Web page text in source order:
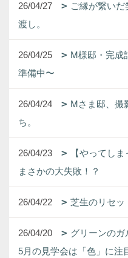
26/04/27
ご縁が繋い
渡し。
26/04/25
M様邸・完成
準備中〜
26/04/24
Mさま邸、撮
ち。
26/04/23
【やってし
まさかの大失敗！？
26/04/22 芝生のリセッ
26/04/20
グリーンのガ
5月の見学会は「色」に注